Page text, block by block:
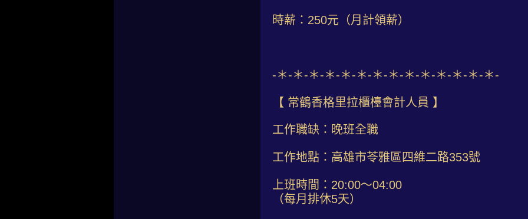
時薪：250元（月計領薪）
-＊-＊-＊-＊-＊-＊-＊-＊-＊-＊-＊-＊-＊-＊-
【 常鶴香格里拉櫃檯會計人員 】
工作職缺：晚班全職
工作地點：高雄市苓雅區四維二路353號
上班時間：20:00～04:00
（每月排休5天）